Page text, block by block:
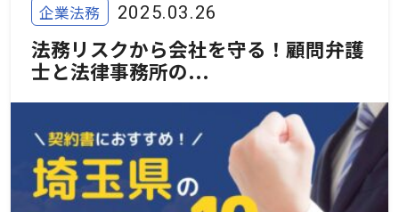
企業法務 2025.03.26
法務リスクから会社を守る！顧問弁護
士と法律事務所の...